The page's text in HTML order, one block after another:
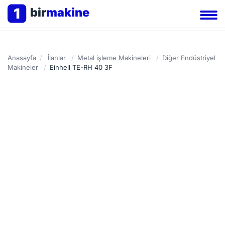
1 birmakine
Anasayfa / İlanlar / Metal işleme Makineleri / Diğer Endüstriyel
Makineler
/ Einhell TE-RH 40 3F